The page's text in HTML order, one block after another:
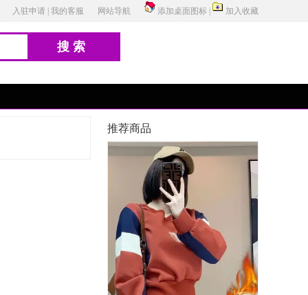
入驻申请 我的客服 网站导航 添加桌面图标 加入收藏
搜索
推荐商品